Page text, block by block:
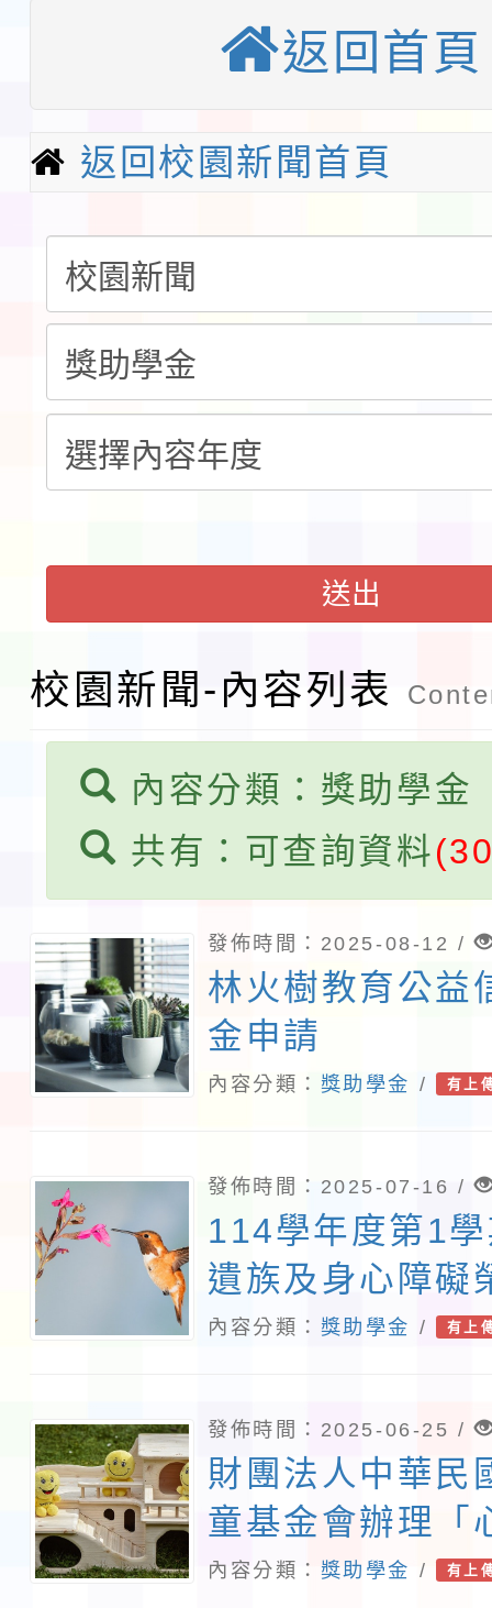
程安排一案
「桃園市補助參觀特色
展演活動實施計畫」
請一案
報
淨零綠領人才培育課程
檢送桃園市115學年度
及師生本土語及新住民
實施要點各1份
115年食農教育專業人
程
函轉國家通訊傳播委員
鎮韌性（防空）演習－
速演練執行計畫」
「115年金融知識線上
法」
本校115學年度第1學
告(不再辦理後續甄選)
檢送「桃園市115學年
賽實施要點」1份
本市「115學年度學生
程安排一案
「桃園市補助參觀特色
展演活動實施計畫」
請一案
返回首頁
返回校園新聞首頁
送出
校園新聞-內容列表
內容分類：獎助學金
共有：可查詢資料
發佈時間：2025-08-12 /
林火樹教育公益
金申請
內容分類： 獎助學金 / 有上
發佈時間：2025-07-16 /
114學年度第1
遺族及身心障礙
學費用優待申請
內容分類： 獎助學金 / 有上
發佈時間：2025-06-25 /
財團法人中華民
童基金會辦理「
勵學金」
內容分類： 獎助學金 / 有上